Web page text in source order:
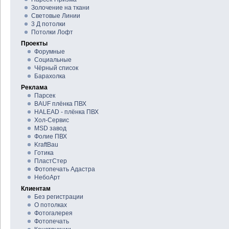
Золочение на ткани
Световые Линии
3 Д потолки
Потолки Лофт
Проекты
Форумные
Социальные
Чёрный список
Барахолка
Реклама
Парсек
BAUF плёнка ПВХ
HALEAD - плёнка ПВХ
Хол-Сервис
MSD завод
Фолие ПВХ
KraftBau
Готика
ПластСтер
Фотопечать Адастра
НебоАрт
Клиентам
Без регистрации
О потолках
Фотогалерея
Фотопечать